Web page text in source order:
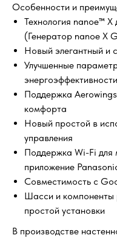
Особенности и
Технология nanoe™
(Генератор nanoe X
Новый элегантный и
Улучшенные
Поддержка
комфорта
Новый простой в
управления
Поддержка Wi-Fi для
приложение
Совместимость с
Шасси и компоненты
простой установки
В производстве